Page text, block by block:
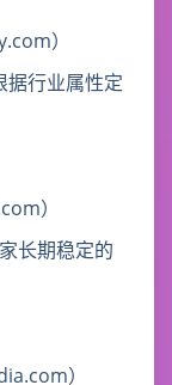
）
据行业属性定
）
长期稳定的
）